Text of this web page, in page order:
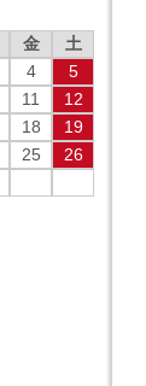
金
土
4
5
11
12
18
19
25
26